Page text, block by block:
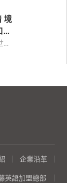
通
企業沿革
英語加盟總部